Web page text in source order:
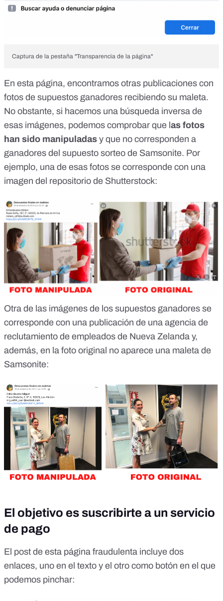
Captura de la pestaña "Transparencia de la página"
En esta página, encontramos otras publicaciones con
fotos de supuestos ganadores recibiendo su maleta.
No obstante, si hacemos una búsqueda inversa de
esas imágenes, podemos comprobar que las fotos
han sido manipuladas y que no corresponden a
ganadores del supuesto sorteo de Samsonite. Por
ejemplo, una de esas fotos se corresponde con una
imagen del repositorio de Shutterstock:
Otra de las imágenes de los supuestos ganadores se
corresponde con una publicación de una agencia de
reclutamiento de empleados de Nueva Zelanda y,
además, en la foto original no aparece una maleta de
Samsonite:
El objetivo es suscribirte a un servicio
de pago
El post de esta página fraudulenta incluye dos
enlaces, uno en el texto y el otro como botón en el que
podemos pinchar: